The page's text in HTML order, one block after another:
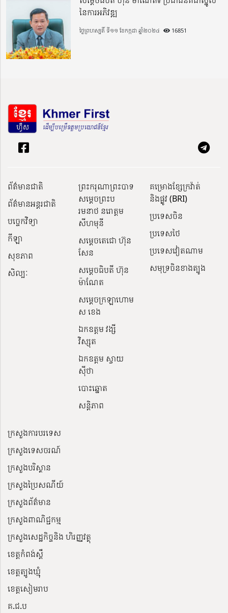
នៃការអភិវឌ្ឍ
ថ្ងៃព្រហស្បតិ៍ ទី១១ ខែកក្កដា ឆ្នាំ២០២៤ 16851
ព័ត៌មានជាតិ
ព័ត៌មានអន្តរជាតិ
បច្ចេកវិទ្យា
កីឡា
សុខភាព
សិល្បៈ
ព្រះករុណាព្រះបាទ
សម្តេចព្រះប
រមនាថ នរោត្តម
សីហមុនី
សម្តេចតេជោ ហ៊ុន
សែន
សម្ដេចធិបតី ហ៊ុន
ម៉ាណែត
សម្ដេចក្រឡាហោម
ស ខេង
ឯកឧត្តម វង្សី
វិស្សុត
ឯកឧត្តម ស្វាយ
ស៊ីថា
បោះឆ្នោត
សន្តិភាព
គម្រោងខ្សែក្រវ៉ាត់
និងផ្លូវ (BRI)
ប្រទេសចិន
ប្រទេសថៃ
ប្រទេសវៀតណាម
សមុទ្រចិនខាងត្បូង
ក្រសួងការបរទេស
ក្រសួងទេសចរណ៍
ក្រសួងបរិស្ថាន
ក្រសួងប្រៃសណីយ៍
ក្រសួងព័ត៌មាន
ក្រសួងពាណិជ្ជកម្ម
ក្រសួងសេដ្ឋកិច្ចនិង ហិរញ្ញវត្ថុ
ខេត្តកំពង់ស្ពឺ
ខេត្តត្បូងឃ្មុំ
ខេត្តសៀមរាប
គ.ជ.ប